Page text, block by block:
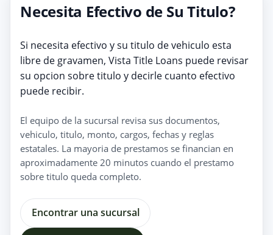
Necesita Efectivo de Su Titulo?
Si necesita efectivo y su titulo de vehiculo esta
libre de gravamen, Vista Title Loans puede revisar
su opcion sobre titulo y decirle cuanto efectivo
puede recibir.
El equipo de la sucursal revisa sus documentos,
vehiculo, titulo, monto, cargos, fechas y reglas
estatales. La mayoria de prestamos se financian en
aproximadamente 20 minutos cuando el prestamo
sobre titulo queda completo.
Encontrar una sucursal